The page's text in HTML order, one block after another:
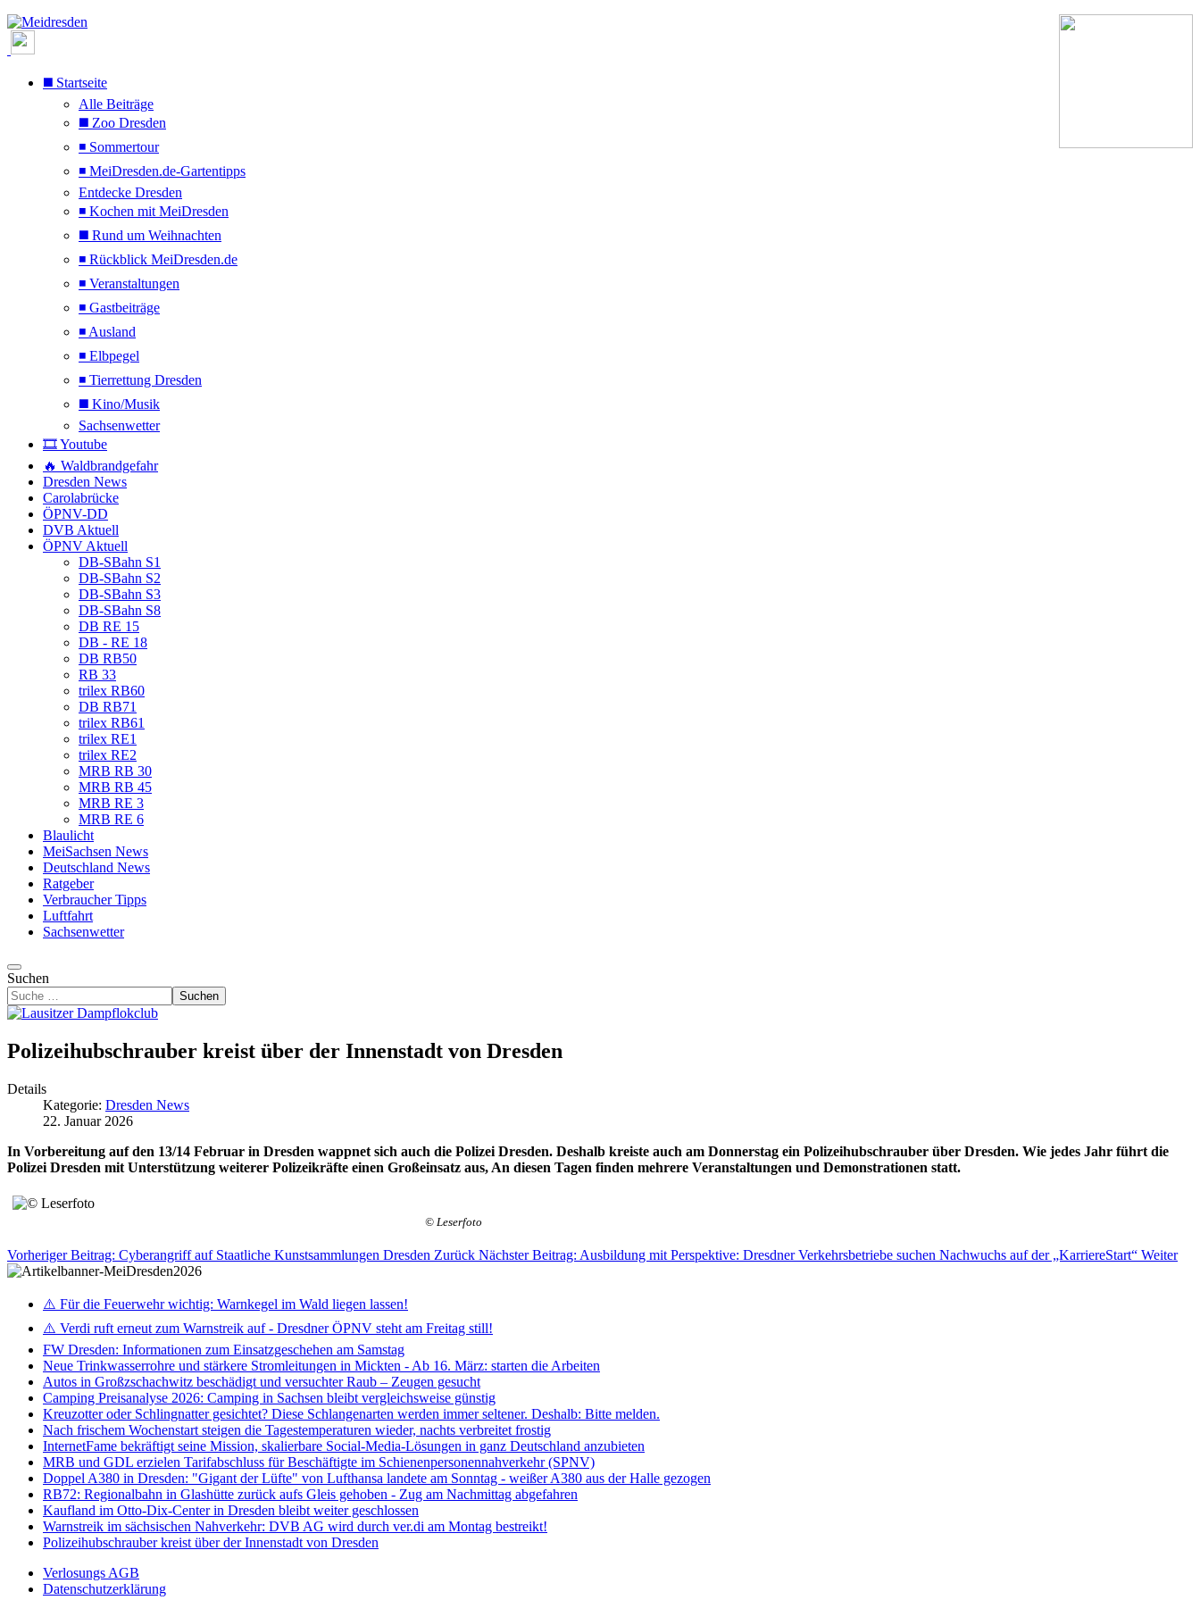
◼️ Startseite
Alle Beiträge
◼️ Zoo Dresden
◾ Sommertour
◾ MeiDresden.de-Gartentipps
Entdecke Dresden
◾ Kochen mit MeiDresden
◼️ Rund um Weihnachten
◾ Rückblick MeiDresden.de
◾ Veranstaltungen
◾ Gastbeiträge
◾ Ausland
◾ Elbpegel
◾ Tierrettung Dresden
◼️ Kino/Musik
Sachsenwetter
🎞️ Youtube
🔥 Waldbrandgefahr
Dresden News
Carolabrücke
ÖPNV-DD
DVB Aktuell
ÖPNV Aktuell
DB-SBahn S1
DB-SBahn S2
DB-SBahn S3
DB-SBahn S8
DB RE 15
DB - RE 18
DB RB50
RB 33
trilex RB60
DB RB71
trilex RB61
trilex RE1
trilex RE2
MRB RB 30
MRB RB 45
MRB RE 3
MRB RE 6
Blaulicht
MeiSachsen News
Deutschland News
Ratgeber
Verbraucher Tipps
Luftfahrt
Sachsenwetter
Suchen
Suchen
Polizeihubschrauber kreist über der Innenstadt von Dresden
Details
Kategorie: Dresden News
22. Januar 2026
In Vorbereitung auf den 13/14 Februar in Dresden wappnet sich auch die Polizei Dresden. Deshalb kreiste auch am Donnerstag ein Polizeihubschrauber über Dresden. Wie jedes Jahr führt die
Polizei Dresden mit Unterstützung weiterer Polizeikräfte einen Großeinsatz aus, An diesen Tagen finden mehrere Veranstaltungen und Demonstrationen statt.
© Leserfoto
Vorheriger Beitrag: Cyberangriff auf Staatliche Kunstsammlungen Dresden Zurück Nächster Beitrag: Ausbildung mit Perspektive: Dresdner Verkehrsbetriebe suchen Nachwuchs auf der „KarriereStart“ Weiter
⚠️ Für die Feuerwehr wichtig: Warnkegel im Wald liegen lassen!
⚠️ Verdi ruft erneut zum Warnstreik auf - Dresdner ÖPNV steht am Freitag still!
FW Dresden: Informationen zum Einsatzgeschehen am Samstag
Neue Trinkwasserrohre und stärkere Stromleitungen in Mickten - Ab 16. März: starten die Arbeiten
Autos in Großzschachwitz beschädigt und versuchter Raub – Zeugen gesucht
Camping Preisanalyse 2026: Camping in Sachsen bleibt vergleichsweise günstig
Kreuzotter oder Schlingnatter gesichtet? Diese Schlangenarten werden immer seltener. Deshalb: Bitte melden.
Nach frischem Wochenstart steigen die Tagestemperaturen wieder, nachts verbreitet frostig
InternetFame bekräftigt seine Mission, skalierbare Social-Media-Lösungen in ganz Deutschland anzubieten
MRB und GDL erzielen Tarifabschluss für Beschäftigte im Schienenpersonennahverkehr (SPNV)
Doppel A380 in Dresden: "Gigant der Lüfte" von Lufthansa landete am Sonntag - weißer A380 aus der Halle gezogen
RB72: Regionalbahn in Glashütte zurück aufs Gleis gehoben - Zug am Nachmittag abgefahren
Kaufland im Otto-Dix-Center in Dresden bleibt weiter geschlossen
Warnstreik im sächsischen Nahverkehr: DVB AG wird durch ver.di am Montag bestreikt!
Polizeihubschrauber kreist über der Innenstadt von Dresden
Verlosungs AGB
Datenschutzerklärung